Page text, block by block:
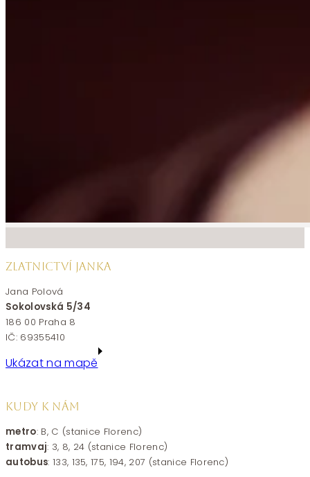
ZLATNICTVÍ JANKA
Jana Polová
Sokolovská 5/34
186 00 Praha 8
IČ: 69355410
Ukázat na mapě
KUDY K NÁM
metro: B, C (stanice Florenc)
tramvaj: 3, 8, 24 (stanice Florenc)
autobus: 133, 135, 175, 194, 207 (stanice Florenc)